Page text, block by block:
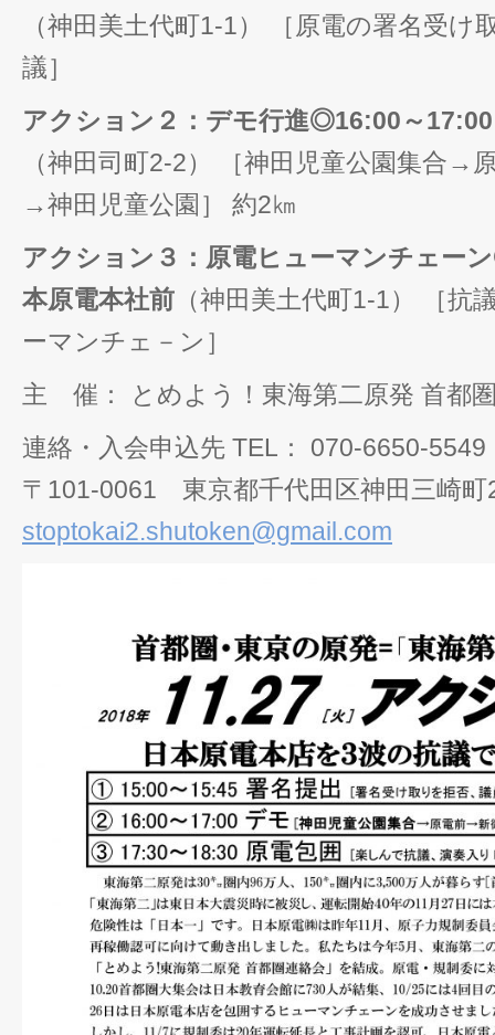
（神田美土代町1-1） ［原電の署名受け
議］
アクション２：デモ行進◎16:00～
（神田司町2-2） ［神田児童公園集合→
→神田児童公園］ 約2㎞
アクション３：原電ヒューマンチェ
本原電本社前 （神田美土代町1-1） ［抗
ーマンチェ－ン］
主 催： とめよう！東海第二原発 首都
連絡・入会申込先 TEL： 070-6650-
〒101-0061 東京都千代田区神田三崎
stoptokai2.shutoken@gmail.com